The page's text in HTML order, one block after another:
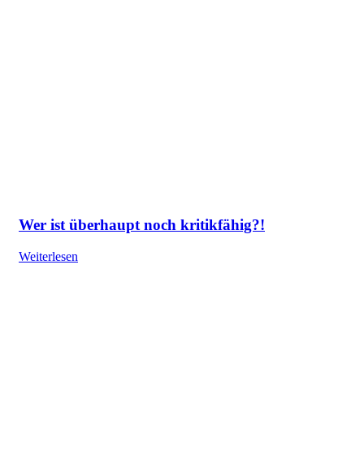
Wer ist überhaupt noch kritikfähig?!
Weiterlesen